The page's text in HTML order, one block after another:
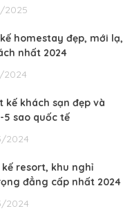
2025
homestay đẹp, mới lạ,
nhất 2024
2024
kế khách sạn đẹp và
5 sao quốc tế
2024
resort, khu nghỉ
đẳng cấp nhất 2024
2024